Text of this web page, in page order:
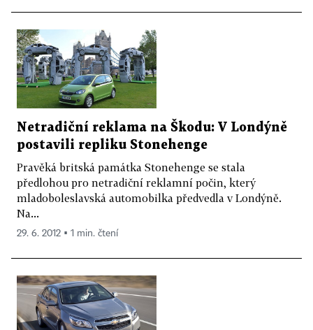
Netradiční reklama na Škodu: V Londýně
postavili repliku Stonehenge
Pravěká britská památka Stonehenge se stala
předlohou pro netradiční reklamní počin, který
mladoboleslavská automobilka předvedla v Londýně.
Na...
29. 6. 2012 ▪ 1 min. čtení